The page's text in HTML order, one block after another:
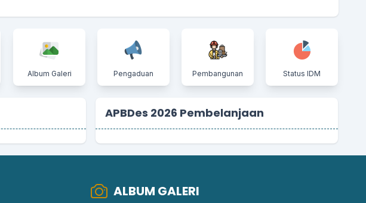
Album Galeri Pengaduan Pembangunan Status IDM
APBDes 2026 Pembelanjaan
ALBUM GALERI